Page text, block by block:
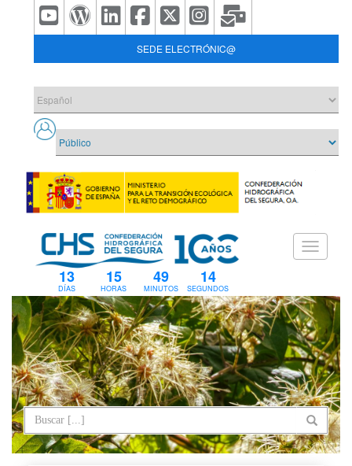
SEDE ELECTRÓNIC@
13
DÍAS
15
HORAS
49
MINUTOS
14
SEGUNDOS